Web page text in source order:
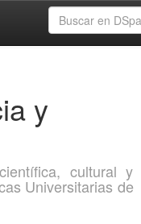
y
cultural y
Universitarias de